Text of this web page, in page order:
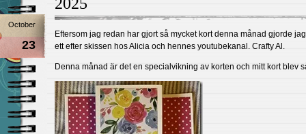
October
23
Eftersom jag redan har gjort så mycket kort denna månad gjorde
ett efter skissen hos Alicia och hennes youtubekanal. Crafty Al.
Denna månad är det en specialvikning av korten och mitt kort blev